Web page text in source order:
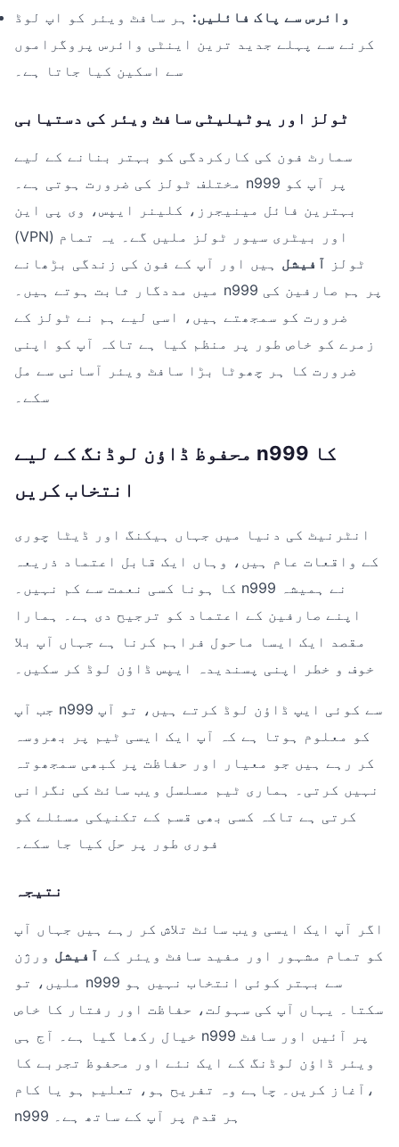
وائرس سے پاک فائلیں: ہر سافٹ ویئر کو اپ لوڈ
کرنے سے پہلے جدید ترین اینٹی وائرس پروگراموں
سے اسکین کیا جاتا ہے۔
ٹولز اور یوٹیلیٹی سافٹ ویئر کی دستیابی
سمارٹ فون کی کارکردگی کو بہتر بنانے کے لیے
مختلف ٹولز کی ضرورت ہوتی ہے۔ n999 پر آپ کو
بہترین فائل مینیجرز، کلینر ایپس، وی پی این
(VPN) اور بیٹری سیور ٹولز ملیں گے۔ یہ تمام
ٹولز آفیشل ہیں اور آپ کے فون کی زندگی بڑھانے
میں مددگار ثابت ہوتے ہیں۔ n999 پر ہم صارفین کی
ضرورت کو سمجھتے ہیں، اسی لیے ہم نے ٹولز کے
زمرے کو خاص طور پر منظم کیا ہے تاکہ آپ کو اپنی
ضرورت کا ہر چھوٹا بڑا سافٹ ویئر آسانی سے مل
سکے۔
محفوظ ڈاؤن لوڈنگ کے لیے n999 کا
انتخاب کریں
انٹرنیٹ کی دنیا میں جہاں ہیکنگ اور ڈیٹا چوری
کے واقعات عام ہیں، وہاں ایک قابل اعتماد ذریعہ
کا ہونا کسی نعمت سے کم نہیں۔ n999 نے ہمیشہ
اپنے صارفین کے اعتماد کو ترجیح دی ہے۔ ہمارا
مقصد ایک ایسا ماحول فراہم کرنا ہے جہاں آپ بلا
خوف و خطر اپنی پسندیدہ ایپس ڈاؤن لوڈ کر سکیں۔
جب آپ n999 سے کوئی ایپ ڈاؤن لوڈ کرتے ہیں، تو آپ
کو معلوم ہوتا ہے کہ آپ ایک ایسی ٹیم پر بھروسہ
کر رہے ہیں جو معیار اور حفاظت پر کبھی سمجھوتہ
نہیں کرتی۔ ہماری ٹیم مسلسل ویب سائٹ کی نگرانی
کرتی ہے تاکہ کسی بھی قسم کے تکنیکی مسئلے کو
فوری طور پر حل کیا جا سکے۔
نتیجہ
اگر آپ ایک ایسی ویب سائٹ تلاش کر رہے ہیں جہاں آپ
کو تمام مشہور اور مفید سافٹ ویئر کے آفیشل ورژن
ملیں، تو n999 سے بہتر کوئی انتخاب نہیں ہو
سکتا۔ یہاں آپ کی سہولت، حفاظت اور رفتار کا خاص
خیال رکھا گیا ہے۔ آج ہی n999 پر آئیں اور سافٹ
ویئر ڈاؤن لوڈنگ کے ایک نئے اور محفوظ تجربے کا
آغاز کریں۔ چاہے وہ تفریح ہو، تعلیم ہو یا کام،
n999 ہر قدم پر آپ کے ساتھ ہے۔